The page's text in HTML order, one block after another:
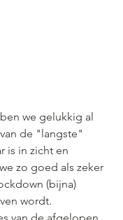
we gelukkig al
de "langste"
is in zicht en
zo goed als zeker
(bijna)
wordt.